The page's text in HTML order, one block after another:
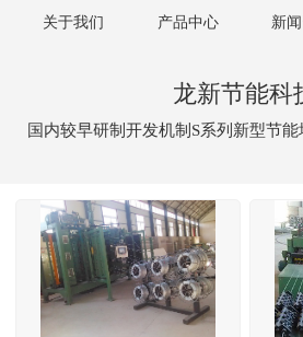
关于我们 产品中心 新
龙新节能科
国内较早研制开发机制S系列新型节